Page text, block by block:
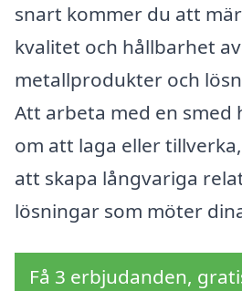
snart kommer du att
kvalitet och hållbarhet
metallprodukter och
Att arbeta med en smed
om att laga eller
att skapa långvariga
lösningar som möter
Få 3 erbjudanden,